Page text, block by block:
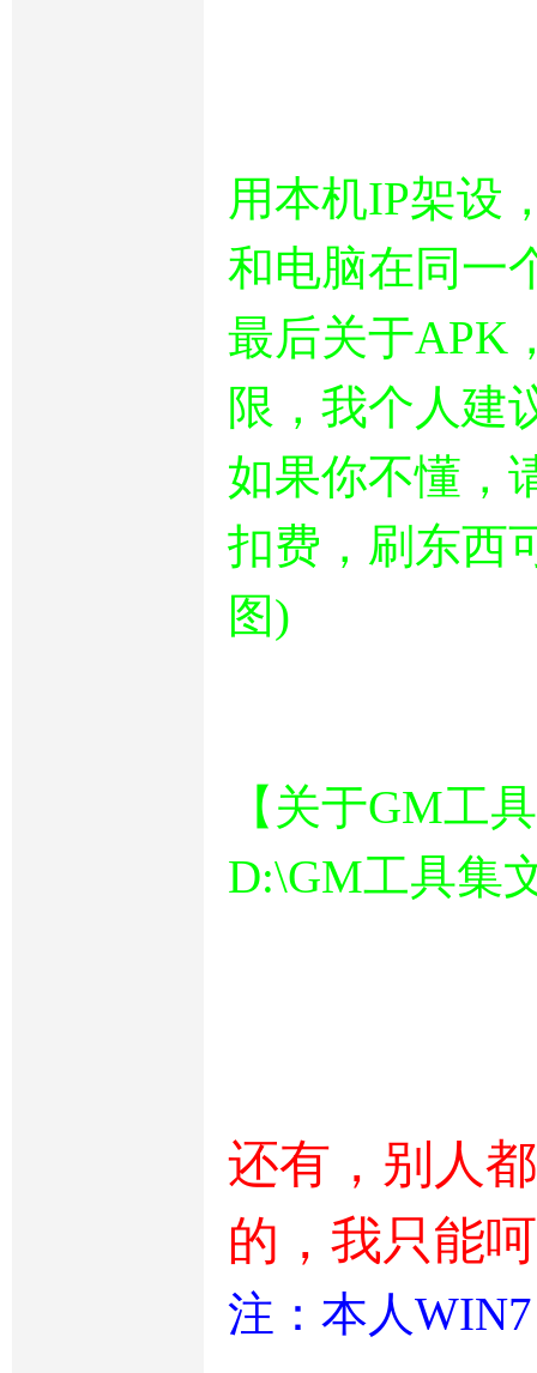
用本机IP架设
和电脑在同一
最后关于APK
限，我个人建
如果你不懂，
扣费，刷东西
图)
【关于GM工
D:\GM工具集
还有，别人
的，我只能
注：本人